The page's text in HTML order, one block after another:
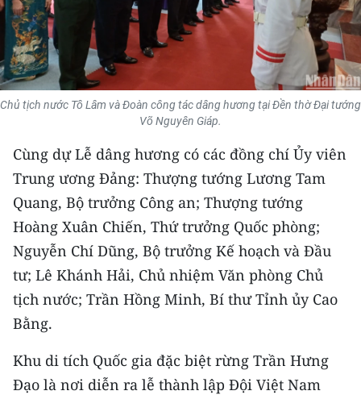
BẠN ĐỌC
KIỂM CHỨNG THÔNG TIN
TRI THỨC CHUYÊN SÂU
54 DÂN TỘC VIỆT NAM
CHƯƠNG TRÌNH OCOP - MỖI XÃ
MỘT SẢN PHẨM
RADIO
MEDIA CENTER
E-Magazine
Media Chính trị
Chủ tịch nước Tô Lâm và Đoàn công tác dâng hương tại Đền thờ Đại tướng
Võ Nguyên Giáp.
Cùng dự Lễ dâng hương có các đồng chí Ủy viên
Trung ương Đảng: Thượng tướng Lương Tam
Quang, Bộ trưởng Công an; Thượng tướng
Hoàng Xuân Chiến, Thứ trưởng Quốc phòng;
Nguyễn Chí Dũng, Bộ trưởng Kế hoạch và Đầu
tư; Lê Khánh Hải, Chủ nhiệm Văn phòng Chủ
tịch nước; Trần Hồng Minh, Bí thư Tỉnh ủy Cao
Bằng.
Khu di tích Quốc gia đặc biệt rừng Trần Hưng
Đạo là nơi diễn ra lễ thành lập Đội Việt Nam